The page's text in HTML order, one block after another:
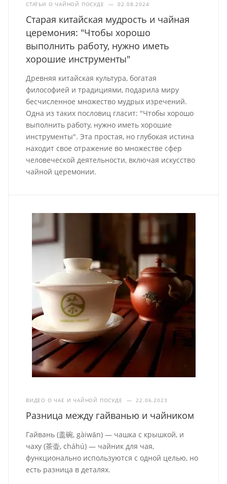
СТАТЬИ О ЧАЙНОЙ ПОСУДЕ — 02.08.2024
Старая китайская мудрость и чайная
церемония: "Чтобы хорошо
выполнить работу, нужно иметь
хорошие инструменты"
Древняя китайская культура, богатая
философией и традициями, подарила миру
бесчисленное множество мудрых изречений.
Одна из таких пословиц гласит: "Чтобы хорошо
выполнить работу, нужно иметь хорошие
инструменты". Эта простая, но глубокая истина
находит свое отражение во множестве сфер
человеческой деятельности, включая искусство
чайной церемонии.
ВИДЕО О ЧАЕ И ЧАЙНОЙ ПОСУДЕ — 22.06.2023
Разница между гайванью и чайником
Гайвань (盖碗, gàiwǎn) — чашка с крышкой, и
чаху (茶壶, cháhú) — чайник для чая,
функционально используются с одной целью, но
есть разница в деталях.